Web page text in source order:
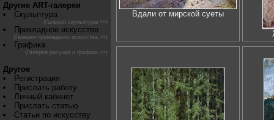
Другие ART-галереи
Скульптура
(Галерея скульптуры >>)
Прикладное искусство
(Галерея прикладного искусства >>)
Графика
(Галерея рисунка и графики >>)
Другое
Регистрация
Прислать работу
Личный кабинет
Прислать статью
Статьи по искусству
Вдали от мирской суеты